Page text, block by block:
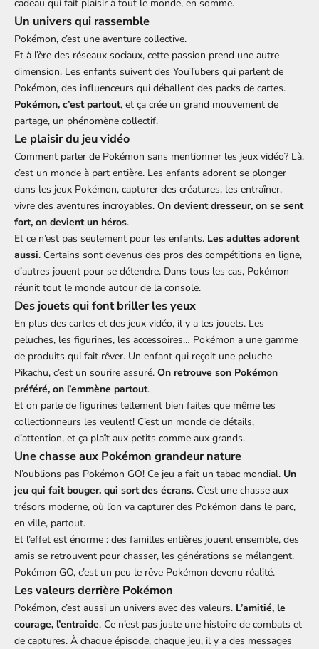
cadeau qui fait plaisir à tout le monde, en somme.
Un univers qui rassemble
Pokémon, c’est une aventure collective.
Et à l’ère des réseaux sociaux, cette passion prend une autre
dimension. Les enfants suivent des YouTubers qui parlent de
Pokémon, des influenceurs qui déballent des packs de cartes.
Pokémon, c’est partout, et ça crée un grand mouvement de
partage, un phénomène collectif.
Le plaisir du jeu vidéo
Comment parler de Pokémon sans mentionner les jeux vidéo? Là,
c’est un monde à part entière. Les enfants adorent se plonger
dans les jeux Pokémon, capturer des créatures, les entraîner,
vivre des aventures incroyables. On devient dresseur, on se sent
fort, on devient un héros.
Et ce n’est pas seulement pour les enfants. Les adultes adorent
aussi. Certains sont devenus des pros des compétitions en ligne,
d’autres jouent pour se détendre. Dans tous les cas, Pokémon
réunit tout le monde autour de la console.
Des jouets qui font briller les yeux
En plus des cartes et des jeux vidéo, il y a les jouets. Les
peluches, les figurines, les accessoires… Pokémon a une gamme
de produits qui fait rêver. Un enfant qui reçoit une peluche
Pikachu, c’est un sourire assuré. On retrouve son Pokémon
préféré, on l’emmène partout.
Et on parle de figurines tellement bien faites que même les
collectionneurs les veulent! C’est un monde de détails,
d’attention, et ça plaît aux petits comme aux grands.
Une chasse aux Pokémon grandeur nature
N’oublions pas Pokémon GO! Ce jeu a fait un tabac mondial. Un
jeu qui fait bouger, qui sort des écrans. C’est une chasse aux
trésors moderne, où l’on va capturer des Pokémon dans le parc,
en ville, partout.
Et l’effet est énorme : des familles entières jouent ensemble, des
amis se retrouvent pour chasser, les générations se mélangent.
Pokémon GO, c’est un peu le rêve Pokémon devenu réalité.
Les valeurs derrière Pokémon
Pokémon, c’est aussi un univers avec des valeurs. L’amitié, le
courage, l’entraide. Ce n’est pas juste une histoire de combats et
de captures. À chaque épisode, chaque jeu, il y a des messages